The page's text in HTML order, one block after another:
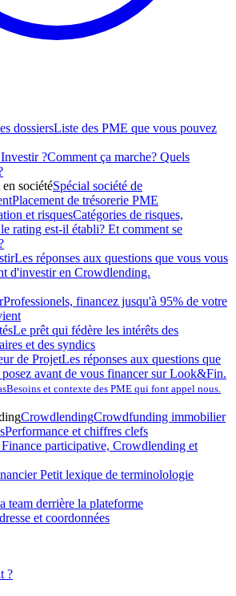
dossiersListe des PME que vous pouvez
?Comment ça marche? Quels
sociétéSpécial société de
Placement de trésorerie PME
et risquesCatégories de risques,
rating est-il établi? Et comment se
Les réponses aux questions que vous vous
d'investir en Crowdlending.
Professionels, financez jusqu'à 95% de votre
Le prêt qui fédère les intérêts des
et des syndics
de ProjetLes réponses aux questions que
avant de vous financer sur Look&Fin.
Besoins et contexte des PME qui font appel nous.
CrowdlendingCrowdfunding immobilier
Performance et chiffres clefs
Finance participative, Crowdlending et
Petit lexique de terminolologie
team derrière la plateforme
et coordonnées
?